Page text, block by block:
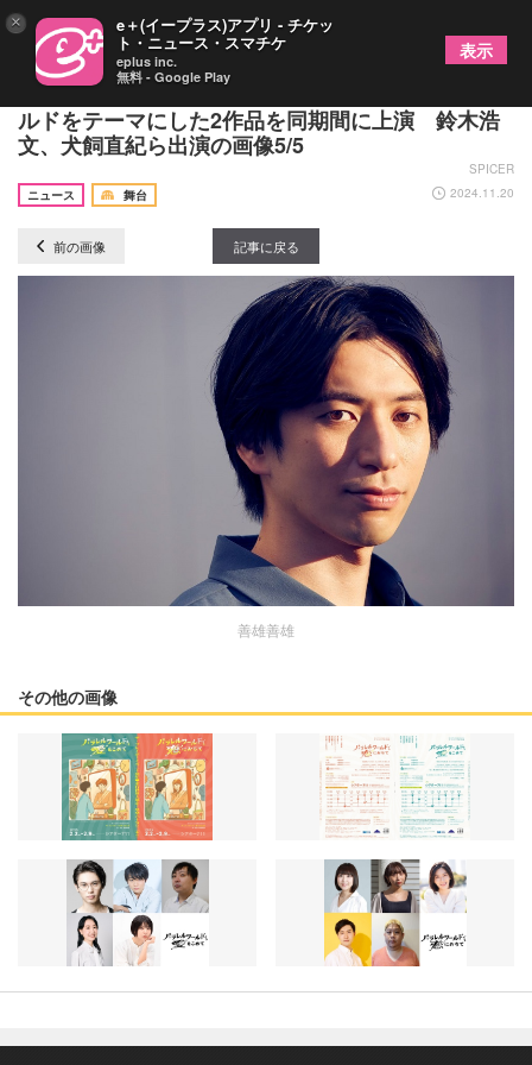
善雄善雄主宰のザ・プレイボーイズ、パラレルワー
ルドをテーマにした2作品を同期間に上演 鈴木浩
文、犬飼直紀ら出演の画像5/5
SPICER
ニュース
舞台 2024.11.20
前の画像 記事に戻る
善雄善雄
その他の画像
× e＋(イープラス)アプリ - チケッ
ト・ニュース・スマチケ
eplus inc.
無料 - Google Play
表示